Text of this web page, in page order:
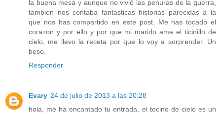
la buena mesa y aunque no vivió las penuras de la guerra,
tambien nos contaba fantasticas historias parecidas a la
que nos has compartido en este post. Me has tocado el
corazon y por ello y por que mi marido ama el ticinillo de
cielo, me llevo la receta por que lo voy a sorprender. Un
beso.
Responder
Evary 24 de julio de 2013 a las 20:28
hola, me ha encantado tu entrada, el tocino de cielo es un